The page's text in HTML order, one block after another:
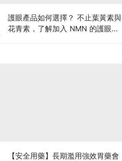
護眼產品如何選擇？ 不止葉黃素與
花青素，了解加入 NMN 的護眼方
【安全用藥】長期濫用強效胃藥會